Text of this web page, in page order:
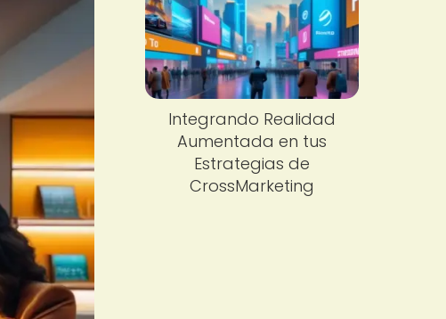
Integrando Realidad
Aumentada en tus
Estrategias de
CrossMarketing